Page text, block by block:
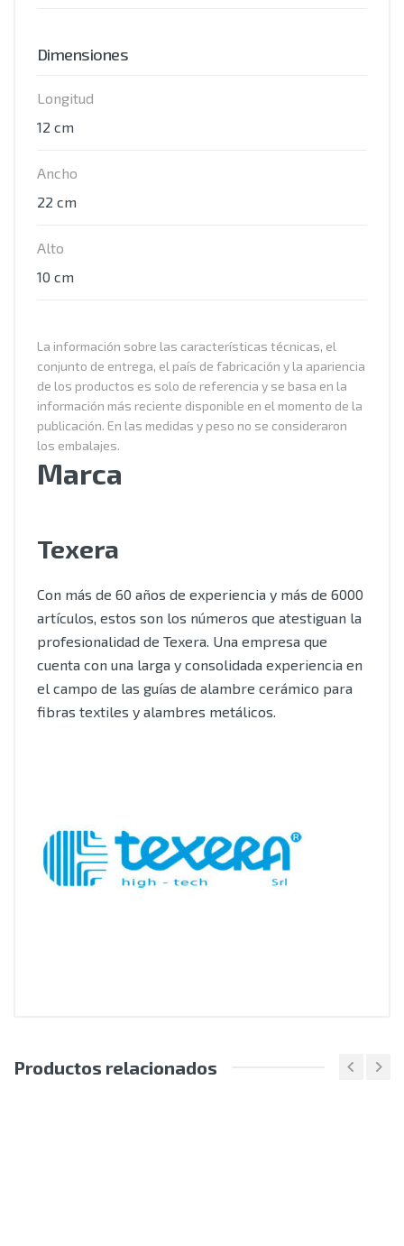
Dimensiones
Longitud
12 cm
Ancho
22 cm
Alto
10 cm
La información sobre las características técnicas, el
conjunto de entrega, el país de fabricación y la apariencia
de los productos es solo de referencia y se basa en la
información más reciente disponible en el momento de la
publicación. En las medidas y peso no se consideraron
los embalajes.
Marca
Texera
Con más de 60 años de experiencia y más de 6000
artículos, estos son los números que atestiguan la
profesionalidad de Texera. Una empresa que
cuenta con una larga y consolidada experiencia en
el campo de las guías de alambre cerámico para
fibras textiles y alambres metálicos.
Productos relacionados